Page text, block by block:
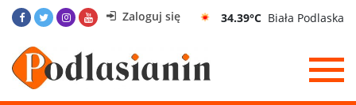
Zaloguj się 34.39°C Biała Podlaska